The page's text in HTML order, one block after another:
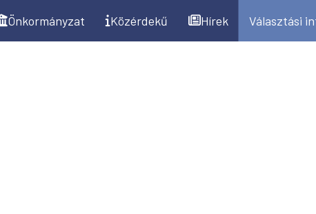
Önkormányzat Közérdekű Hírek Választási